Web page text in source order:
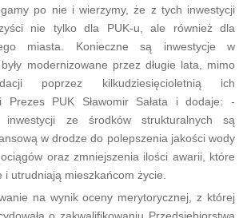
po nie i wierzymy, że z tych inwestycji
nie tylko dla PUK-u, ale również dla
miasta. Konieczne są inwestycje w
modernizowane przez długie lata, mimo
poprzez kilkudziesięcioletnią ich
Prezes PUK Sławomir Sałata i dodaje: -
inwestycji ze środków strukturalnych są
w drodze do polepszenia jakości wody
oraz zmniejszenia ilości awarii, które
utrudniają mieszkańcom życie.
na wynik oceny merytorycznej, z której